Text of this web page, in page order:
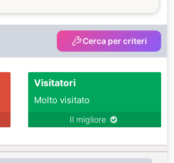
Cerca per criteri
Visitatori
Molto visitato
Il migliore